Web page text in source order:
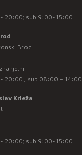
20:00; sub 9:00-15:00
Brod
20:00 ; sub 08:00 – 14:00
Krleža
20:00; sub 9:00-15:00